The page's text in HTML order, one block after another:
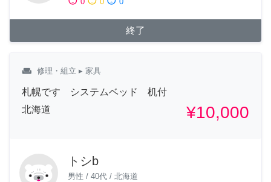
終了
weekend 修理・組立 ▸ 家具
札幌です システムベッド 机付
北海道
¥10,000
トシb
男性 / 40代 / 北海道